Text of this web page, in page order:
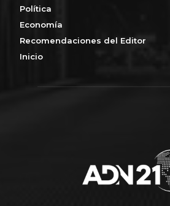
Política
Economía
Recomendaciones del Editor
Inicio